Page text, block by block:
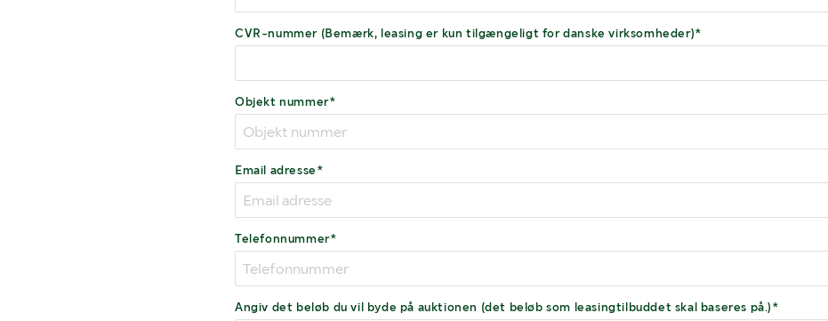
CVR-nummer (Bemærk, leasing er kun tilgængeligt for danske virksomheder)*
Objekt nummer*
Email adresse*
Telefonnummer*
Angiv det beløb du vil byde på auktionen (det beløb som leasingtilbuddet skal baseres på.)*